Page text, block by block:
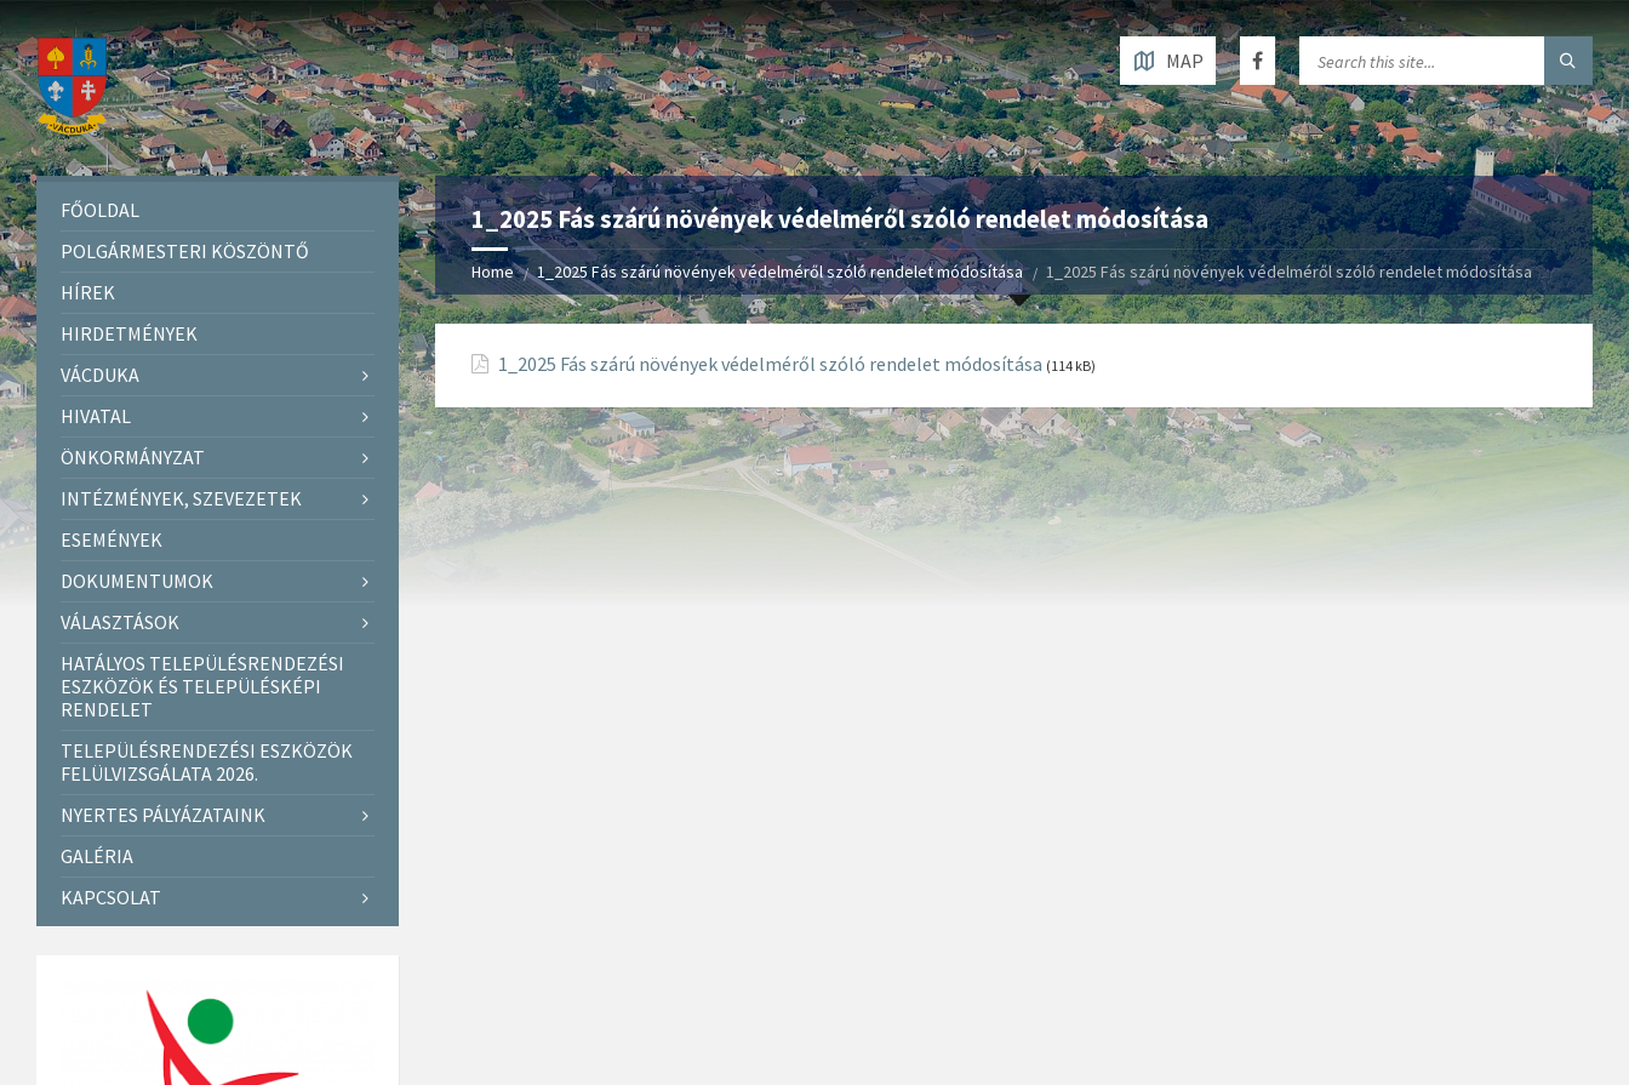
MAP
1_2025 Fás szárú növények védelméről szóló rendelet módosítása
Home 1_2025 Fás szárú növények védelméről szóló rendelet módosítása 1_2025 Fás szárú növények védelméről szóló rendelet módosítása
1_2025 Fás szárú növények védelméről szóló rendelet módosítása (114 kB)
FŐOLDAL
POLGÁRMESTERI KÖSZÖNTŐ
HÍREK
HIRDETMÉNYEK
VÁCDUKA
HIVATAL
ÖNKORMÁNYZAT
INTÉZMÉNYEK, SZEVEZETEK
ESEMÉNYEK
DOKUMENTUMOK
VÁLASZTÁSOK
HATÁLYOS TELEPÜLÉSRENDEZÉSI
ESZKÖZÖK ÉS TELEPÜLÉSKÉPI
RENDELET
TELEPÜLÉSRENDEZÉSI ESZKÖZÖK
FELÜLVIZSGÁLATA 2026.
NYERTES PÁLYÁZATAINK
GALÉRIA
KAPCSOLAT